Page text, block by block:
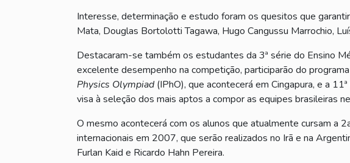
Interesse, determinação e estudo foram os quesitos que
Mata, Douglas Bortolotti Tagawa, Hugo Cangussu Marrochio,
Destacaram-se também os estudantes da 3ª série do Ensino
excelente desempenho na competição, participarão do
Physics Olympiad(IPhO), que acontecerá em Cingapura, e a
visa à seleção dos mais aptos a compor as equipes brasileiras
O mesmo acontecerá com os alunos que atualmente cursam a
internacionais em 2007, que serão realizados no Irã e na
Furlan Kaid e Ricardo Hahn Pereira.